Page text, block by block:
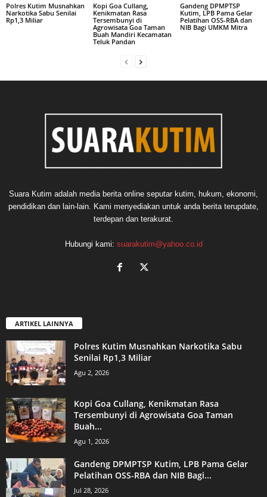
Polres Kutim Musnahkan
Narkotika Sabu Senilai
Rp1,3 Miliar
Kopi Goa Cullang,
Kenikmatan Rasa
Tersembunyi di
Agrowisata Goa Taman
Buah Mandiri Kecamatan
Teluk Pandan
Gandeng DPMPTSP
Kutim, LPB Pama Gelar
Pelatihan OSS-RBA dan
NIB Bagi UMKM Mitra
Suara Kutim adalah media berita online seputar kutim, hukum, ekonomi,
pendidikan dan lain-lain. Kami menyediakan untuk anda berita terupdate,
terdepan dan terakurat.
Hubungi kami: suarakutim@yahoo.co.id
ARTIKEL LAINNYA
Polres Kutim Musnahkan Narkotika Sabu
Senilai Rp1,3 Miliar
Agu 2, 2026
Kopi Goa Cullang, Kenikmatan Rasa
Tersembunyi di Agrowisata Goa Taman
Buah...
Agu 1, 2026
Gandeng DPMPTSP Kutim, LPB Pama Gelar
Pelatihan OSS-RBA dan NIB Bagi...
Jul 28, 2026